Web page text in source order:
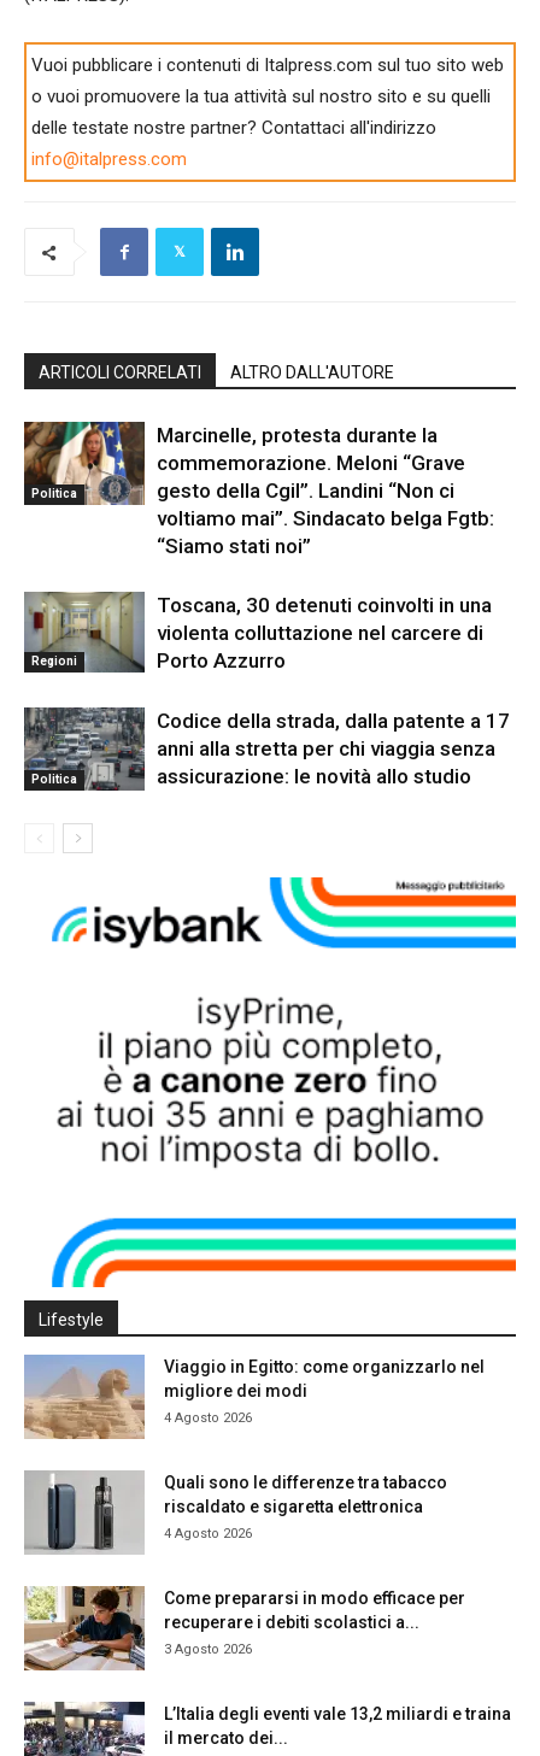
Vuoi pubblicare i contenuti di Italpress.com sul tuo sito web
o vuoi promuovere la tua attività sul nostro sito e su quelli
delle testate nostre partner? Contattaci all'indirizzo
info@italpress.com
ARTICOLI CORRELATI ALTRO DALL'AUTORE
Politica
Marcinelle, protesta durante la
commemorazione. Meloni “Grave
gesto della Cgil”. Landini “Non ci
voltiamo mai”. Sindacato belga Fgtb:
“Siamo stati noi”
Regioni
Toscana, 30 detenuti coinvolti in una
violenta colluttazione nel carcere di
Porto Azzurro
Politica
Codice della strada, dalla patente a 17
anni alla stretta per chi viaggia senza
assicurazione: le novità allo studio
Lifestyle
Viaggio in Egitto: come organizzarlo nel
migliore dei modi
4 Agosto 2026
Quali sono le differenze tra tabacco
riscaldato e sigaretta elettronica
4 Agosto 2026
Come prepararsi in modo efficace per
recuperare i debiti scolastici a...
3 Agosto 2026
L’Italia degli eventi vale 13,2 miliardi e traina
il mercato dei...